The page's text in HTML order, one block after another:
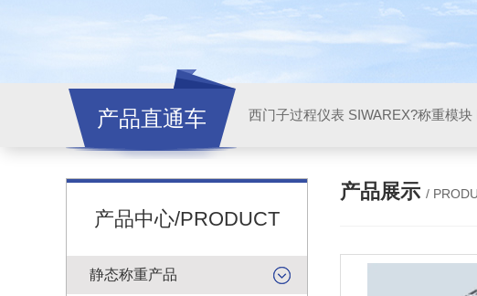
产品直通车 西门子过程仪表 SIWAREX?称重模块
产品中心/PRODUCT
静态称重产品
产品展示 /